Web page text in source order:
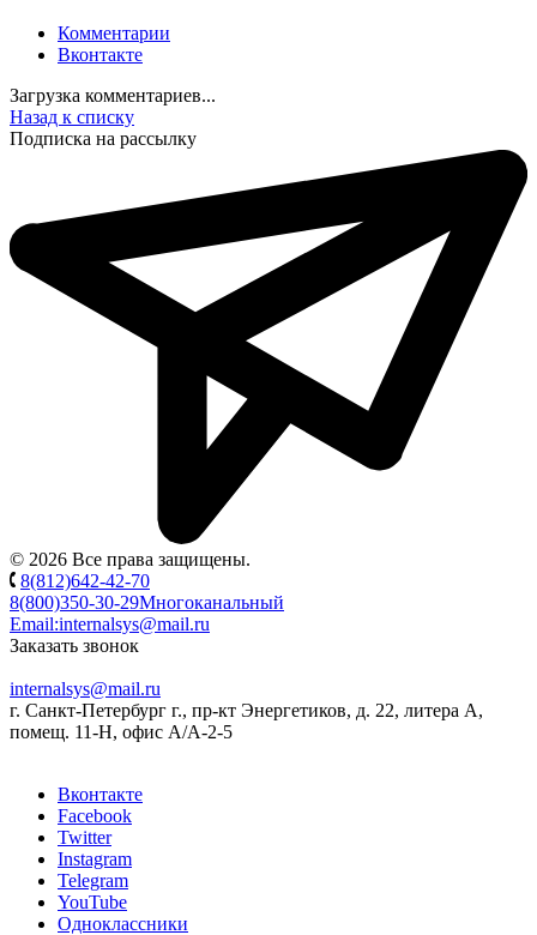
Комментарии
Вконтакте
Загрузка комментариев...
Назад к списку
Подписка на рассылку
© 2026 Все права защищены.
8(812)642-42-70
8(800)350-30-29Многоканальный
Email:internalsys@mail.ru
Заказать звонок
internalsys@mail.ru
г. Санкт-Петербург г., пр-кт Энергетиков, д. 22, литера А,
помещ. 11-Н, офис А/А-2-5
Вконтакте
Facebook
Twitter
Instagram
Telegram
YouTube
Одноклассники